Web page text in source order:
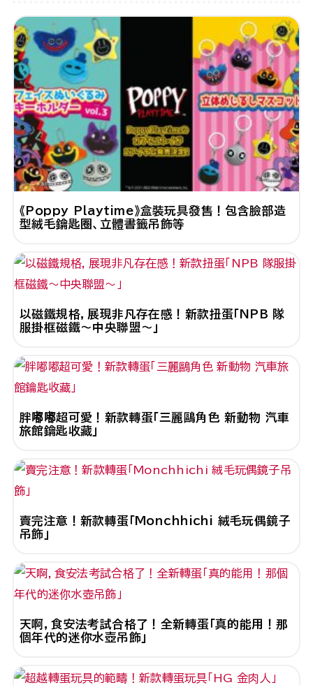
《Poppy Playtime》盒裝玩具發售！包含臉部造
型絨毛鑰匙圈、立體書籤吊飾等
以磁鐵規格，展現非凡存在感！新款扭蛋「NPB 隊
服掛框磁鐵～中央聯盟～」
胖嘟嘟超可愛！新款轉蛋「三麗鷗角色 新動物 汽車
旅館鑰匙收藏」
賣完注意！新款轉蛋「Monchhichi 絨毛玩偶鏡子
吊飾」
天啊，食安法考試合格了！全新轉蛋「真的能用！那
個年代的迷你水壺吊飾」